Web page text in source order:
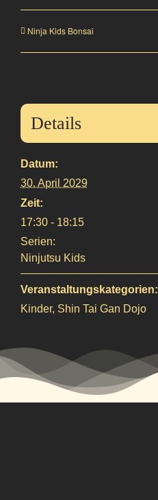
Ninja Kids Bonsai
Details
Datum:
30. April 2029
Zeit:
17:30 - 18:15
Serien:
Ninjutsu Kids
Veranstaltungskategorien:
Kinder, Shin Tai Gan Dojo